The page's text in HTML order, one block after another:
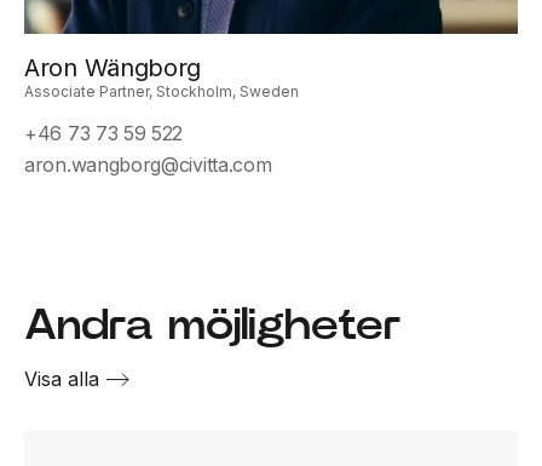
Aron Wängborg
Associate Partner, Stockholm, Sweden
+46 73 73 59 522
aron.wangborg@civitta.com
Andra möjligheter
Visa alla